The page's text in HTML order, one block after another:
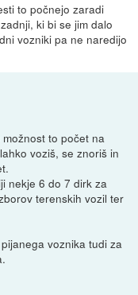
to počnejo zaradi
ki bi se jim dalo
vozniki pa ne naredijo
to počet na
voziš, se znoriš in
nekje 6 do 7 dirk za
terenskih vozil ter
voznika tudi za